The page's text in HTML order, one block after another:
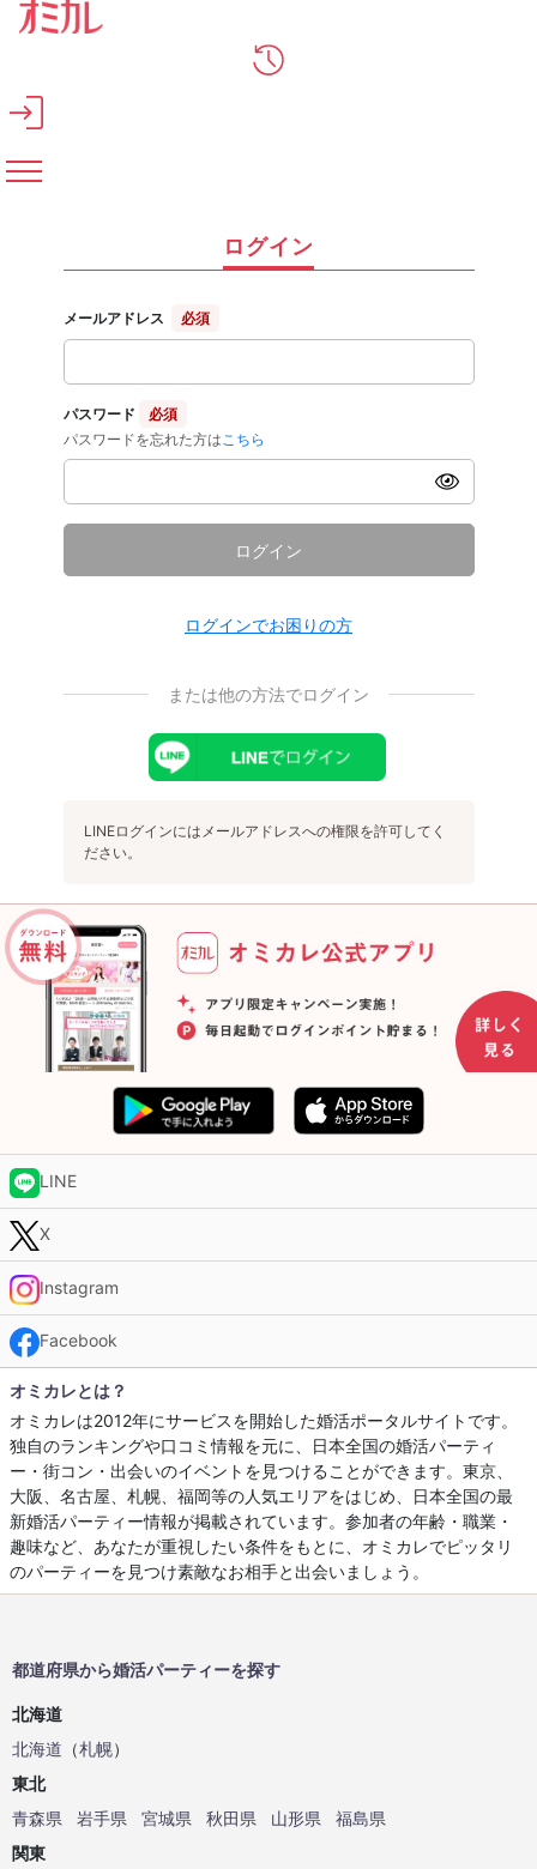
メインコンテンツへスキップ
ログイン
メールアドレス 必須
パスワード
必須
パスワードを忘れた方は こちら
ログイン
ログインでお困りの方
または他の方法でログイン
LINEログインにはメールアドレスへの権限を許可してく
ださい。
LINE
X
Instagram
Facebook
オミカレとは？
オミカレは2012年にサービスを開始した婚活ポータルサイトです。
独自のランキングや口コミ情報を元に、日本全国の婚活パーティ
ー・街コン・出会いのイベントを見つけることができます。東京、
大阪、名古屋、札幌、福岡等の人気エリアをはじめ、日本全国の最
新婚活パーティー情報が掲載されています。参加者の年齢・職業・
趣味など、あなたが重視したい条件をもとに、オミカレでピッタリ
のパーティーを見つけ素敵なお相手と出会いましょう。
都道府県から婚活パーティーを探す
北海道
北海道 （札幌）
東北
青森県
岩手県 宮城県 秋田県 山形県
福島県
関東